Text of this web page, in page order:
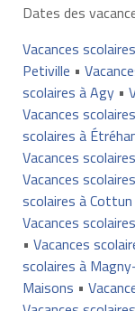
Dates des
Vacances
Petiville •
scolaires à Agy•
Vacances
scolaires à
Vacances
Vacances
scolaires à Cottun
Vacances
• Vacances
scolaires à
Maisons •